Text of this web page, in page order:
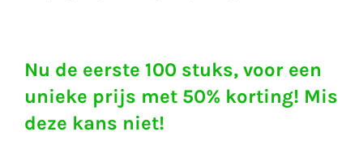
Nu de eerste 100 stuks, voor een
unieke prijs met 50% korting! Mis
deze kans niet!